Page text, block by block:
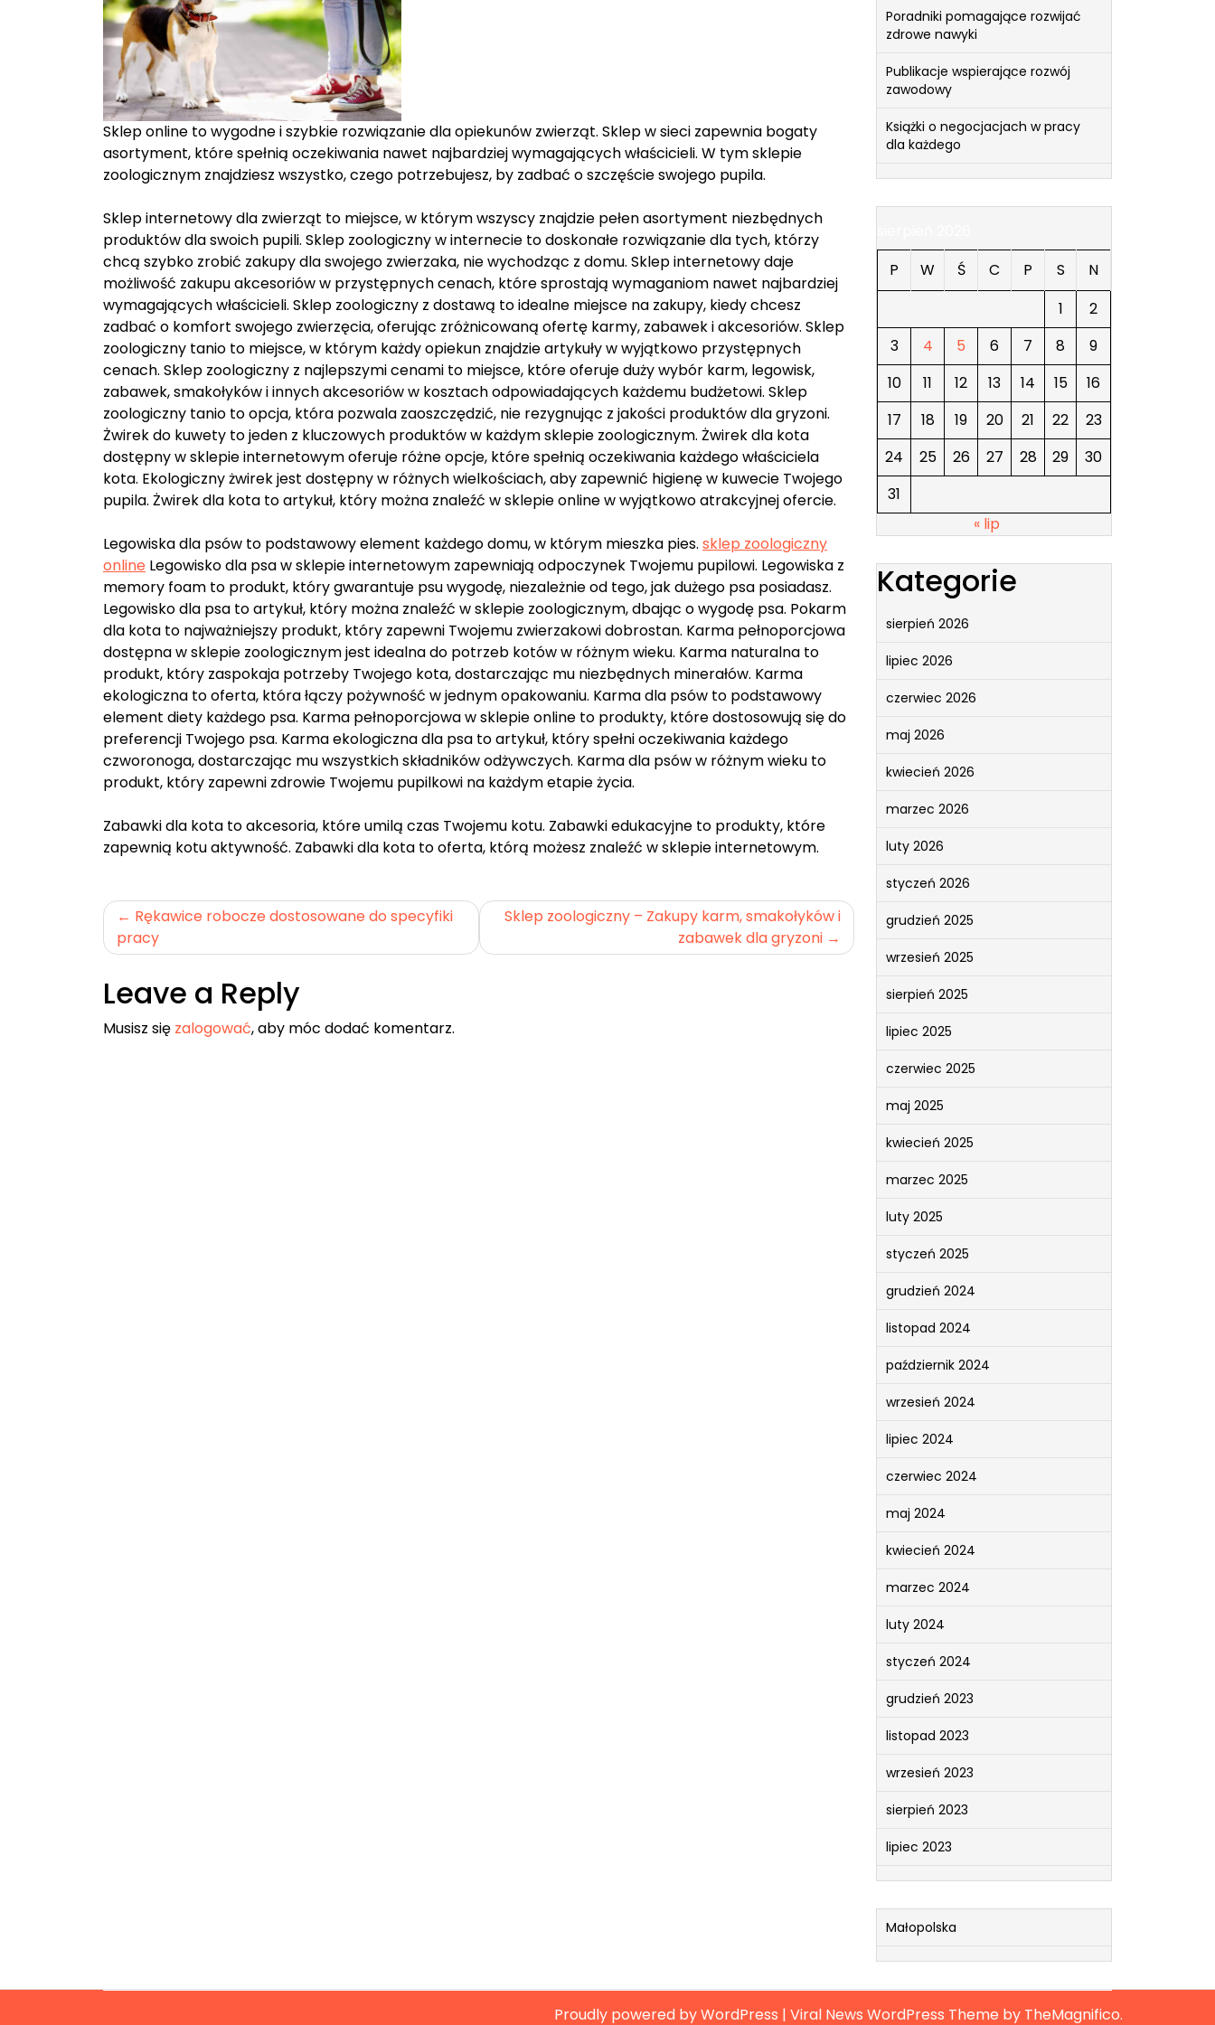
Sklep online to wygodne i szybkie rozwiązanie dla opiekunów zwierząt. Sklep w sieci zapewnia bogaty
asortyment, które spełnią oczekiwania nawet najbardziej wymagających właścicieli. W tym sklepie
zoologicznym znajdziesz wszystko, czego potrzebujesz, by zadbać o szczęście swojego pupila.
Sklep internetowy dla zwierząt to miejsce, w którym wszyscy znajdzie pełen asortyment niezbędnych
produktów dla swoich pupili. Sklep zoologiczny w internecie to doskonałe rozwiązanie dla tych, którzy
chcą szybko zrobić zakupy dla swojego zwierzaka, nie wychodząc z domu. Sklep internetowy daje
możliwość zakupu akcesoriów w przystępnych cenach, które sprostają wymaganiom nawet najbardziej
wymagających właścicieli. Sklep zoologiczny z dostawą to idealne miejsce na zakupy, kiedy chcesz
zadbać o komfort swojego zwierzęcia, oferując zróżnicowaną ofertę karmy, zabawek i akcesoriów. Sklep
zoologiczny tanio to miejsce, w którym każdy opiekun znajdzie artykuły w wyjątkowo przystępnych
cenach. Sklep zoologiczny z najlepszymi cenami to miejsce, które oferuje duży wybór karm, legowisk,
zabawek, smakołyków i innych akcesoriów w kosztach odpowiadających każdemu budżetowi. Sklep
zoologiczny tanio to opcja, która pozwala zaoszczędzić, nie rezygnując z jakości produktów dla gryzoni.
Żwirek do kuwety to jeden z kluczowych produktów w każdym sklepie zoologicznym. Żwirek dla kota
dostępny w sklepie internetowym oferuje różne opcje, które spełnią oczekiwania każdego właściciela
kota. Ekologiczny żwirek jest dostępny w różnych wielkościach, aby zapewnić higienę w kuwecie Twojego
pupila. Żwirek dla kota to artykuł, który można znaleźć w sklepie online w wyjątkowo atrakcyjnej ofercie.
Legowiska dla psów to podstawowy element każdego domu, w którym mieszka pies. sklep zoologiczny
online Legowisko dla psa w sklepie internetowym zapewniają odpoczynek Twojemu pupilowi. Legowiska z
memory foam to produkt, który gwarantuje psu wygodę, niezależnie od tego, jak dużego psa posiadasz.
Legowisko dla psa to artykuł, który można znaleźć w sklepie zoologicznym, dbając o wygodę psa. Pokarm
dla kota to najważniejszy produkt, który zapewni Twojemu zwierzakowi dobrostan. Karma pełnoporcjowa
dostępna w sklepie zoologicznym jest idealna do potrzeb kotów w różnym wieku. Karma naturalna to
produkt, który zaspokaja potrzeby Twojego kota, dostarczając mu niezbędnych minerałów. Karma
ekologiczna to oferta, która łączy pożywność w jednym opakowaniu. Karma dla psów to podstawowy
element diety każdego psa. Karma pełnoporcjowa w sklepie online to produkty, które dostosowują się do
preferencji Twojego psa. Karma ekologiczna dla psa to artykuł, który spełni oczekiwania każdego
czworonoga, dostarczając mu wszystkich składników odżywczych. Karma dla psów w różnym wieku to
produkt, który zapewni zdrowie Twojemu pupilkowi na każdym etapie życia.
Zabawki dla kota to akcesoria, które umilą czas Twojemu kotu. Zabawki edukacyjne to produkty, które
zapewnią kotu aktywność. Zabawki dla kota to oferta, którą możesz znaleźć w sklepie internetowym.
Nawigacja
wpisu
Rękawice robocze dostosowane do specyfiki
pracy
Sklep zoologiczny – Zakupy karm, smakołyków i
zabawek dla gryzoni
Leave a Reply
Musisz się zalogować, aby móc dodać komentarz.
Poradniki pomagające rozwijać
zdrowe nawyki
Publikacje wspierające rozwój
zawodowy
Książki o negocjacjach w pracy
dla każdego
P
W Ś C P S
N
1
2
3
4 5 6 7 8
9
10
11 12 13 14 15
16
17
18 19 20 21 22
23
24
25 26 27 28 29
30
31
« lip
Kategorie
sierpień 2026
lipiec 2026
czerwiec 2026
maj 2026
kwiecień 2026
marzec 2026
luty 2026
styczeń 2026
grudzień 2025
wrzesień 2025
sierpień 2025
lipiec 2025
czerwiec 2025
maj 2025
kwiecień 2025
marzec 2025
luty 2025
styczeń 2025
grudzień 2024
listopad 2024
październik 2024
wrzesień 2024
lipiec 2024
czerwiec 2024
maj 2024
kwiecień 2024
marzec 2024
luty 2024
styczeń 2024
grudzień 2023
listopad 2023
wrzesień 2023
sierpień 2023
lipiec 2023
Małopolska
Proudly powered by WordPress | Viral News WordPress Theme by TheMagnifico.